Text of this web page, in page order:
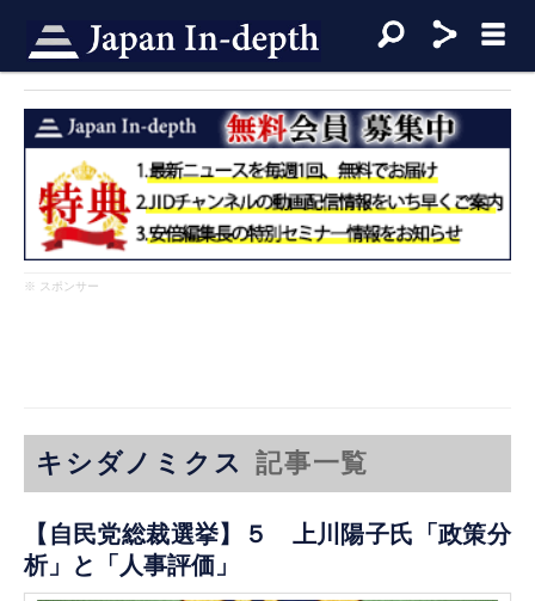
※ スポンサー
キシダノミクス 記事一覧
【自民党総裁選挙】５ 上川陽子氏「政策分
析」と「人事評価」